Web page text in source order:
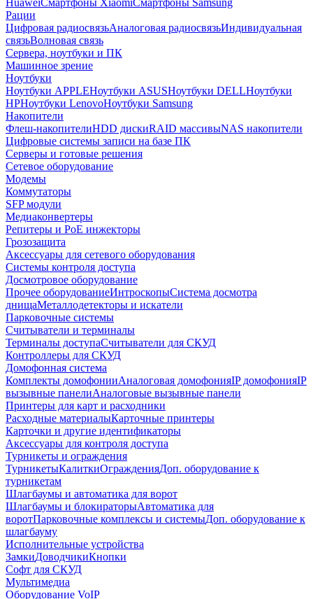
HuaweiСмартфоны XiaomiСмартфоны Samsung
Рации
Цифровая радиосвязьАналоговая радиосвязьИндивидуальная
связьВолновая связь
Сервера, ноутбуки и ПК
Машинное зрение
Ноутбуки
Ноутбуки APPLEНоутбуки ASUSНоутбуки DELLНоутбуки
HPНоутбуки LenovoНоутбуки Samsung
Накопители
Флеш-накопителиHDD дискиRAID массивыNAS накопители
Цифровые системы записи на базе ПК
Серверы и готовые решения
Сетевое оборудование
Модемы
Коммутаторы
SFP модули
Медиаконвертеры
Репитеры и PoE инжекторы
Грозозащита
Аксессуары для сетевого оборудования
Системы контроля доступа
Досмотровое оборудование
Прочее оборудованиеИнтроскопыСистема досмотра
днищаМеталлодетекторы и искатели
Парковочные системы
Считыватели и терминалы
Терминалы доступаСчитыватели для СКУД
Контроллеры для СКУД
Домофонная система
Комплекты домофонииАналоговая домофонияIP домофонияIP
вызывные панелиАналоговые вызывные панели
Принтеры для карт и расходники
Расходные материалыКарточные принтеры
Карточки и другие идентификаторы
Аксессуары для контроля доступа
Турникеты и ограждения
ТурникетыКалиткиОгражденияДоп. оборудование к
турникетам
Шлагбаумы и автоматика для ворот
Шлагбаумы и блокираторыАвтоматика для
воротПарковочные комплексы и системыДоп. оборудование к
шлагбауму
Исполнительные устройства
ЗамкиДоводчикиКнопки
Софт для СКУД
Мультимедиа
Оборудование VoIP